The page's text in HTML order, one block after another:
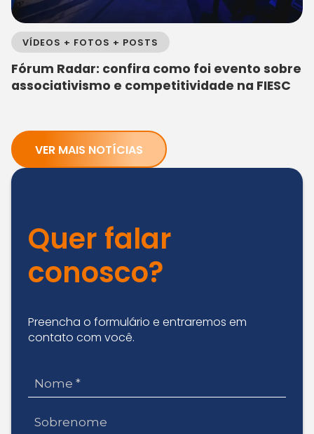
VÍDEOS + FOTOS + POSTS
Fórum Radar: confira como foi evento sobre
associativismo e competitividade na FIESC
VER MAIS NOTÍCIAS
Quer falar
conosco?
Preencha o formulário e entraremos em
contato com você.